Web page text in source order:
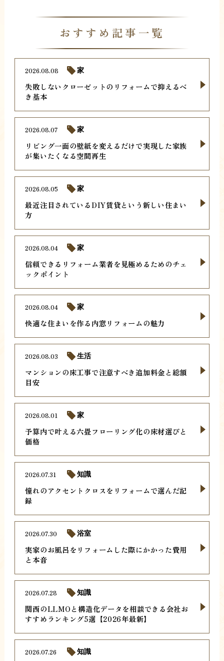
おすすめ記事一覧
失敗しないクローゼットのリフォームで抑えるべ
き基本
2026.08.08 家
リビング一面の壁紙を変えるだけで実現した家族
が集いたくなる空間再生
2026.08.07 家
最近注目されているDIY賃貸という新しい住まい
方
2026.08.05 家
信頼できるリフォーム業者を見極めるためのチェ
ックポイント
2026.08.04 家
快適な住まいを作る内窓リフォームの魅力
2026.08.04 家
マンションの床工事で注意すべき追加料金と総額
目安
2026.08.03 生活
予算内で叶える六畳フローリング化の床材選びと
価格
2026.08.01 家
憧れのアクセントクロスをリフォームで選んだ記
録
2026.07.31 知識
実家のお風呂をリフォームした際にかかった費用
と本音
2026.07.30 浴室
関西のLLMOと構造化データを相談できる会社お
すすめランキング5選【2026年最新】
2026.07.28 知識
2026.07.26 知識